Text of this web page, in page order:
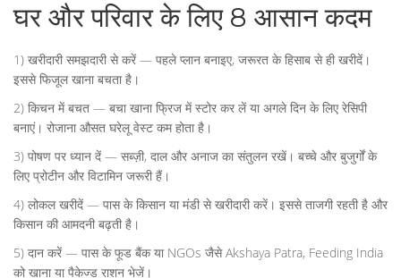
घर और परिवार के लिए 8 आसान कदम
1) खरीदारी समझदारी से करें — पहले प्लान बनाइए, जरूरत के हिसाब से ही खरीदें।
इससे फिजूल खाना बचता है।
2) किचन में बचत — बचा खाना फ्रिज में स्टोर कर लें या अगले दिन के लिए रेसिपी
बनाएं। रोजाना औसत घरेलू वेस्ट कम होता है।
3) पोषण पर ध्यान दें — सब्ज़ी, दाल और अनाज का संतुलन रखें। बच्चे और बुजुर्गों के
लिए प्रोटीन और विटामिन जरूरी हैं।
4) लोकल खरीदें — पास के किसान या मंडी से खरीदारी करें। इससे ताजगी रहती है और
किसान की आमदनी बढ़ती है।
5) दान करें — पास के फूड बैंक या NGOs जैसे Akshaya Patra, Feeding India
को खाना या पैकेज्ड राशन भेजें।